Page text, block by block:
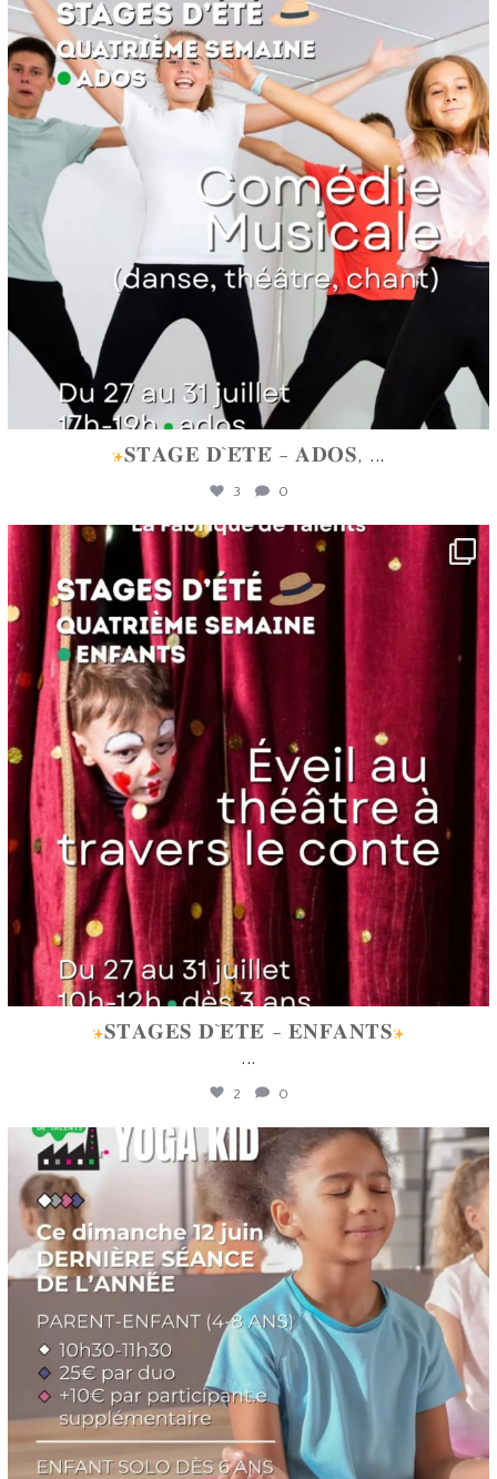
Juin 16
𝐒𝐓𝐀𝐆𝐄 𝐃`𝐄́𝐓𝐄́ - 𝐀𝐃𝐎𝐒, ...
3 0
lafabriquedetalents
Juin 16
𝐒𝐓𝐀𝐆𝐄𝐒 𝐃`𝐄́𝐓𝐄́ - 𝐄𝐍𝐅𝐀𝐍𝐓𝐒
...
2 0
lafabriquedetalents
Juin 12